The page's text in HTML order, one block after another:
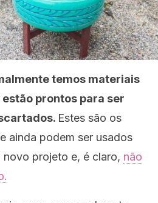
temos materiais
prontos para ser
Estes são os
ainda podem ser usados
novo projeto e, é claro, não